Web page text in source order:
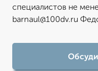
специалистов не
barnaul@100dv.ru